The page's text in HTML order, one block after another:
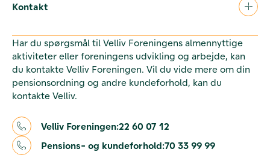
Kontakt
Har du spørgsmål til Velliv Foreningens almennyttige
aktiviteter eller foreningens udvikling og arbejde, kan
du kontakte Velliv Foreningen. Vil du vide mere om din
pensionsordning og andre kundeforhold, kan du
kontakte Velliv.
Velliv Foreningen:22 60 07 12
Pensions- og kundeforhold:70 33 99 99